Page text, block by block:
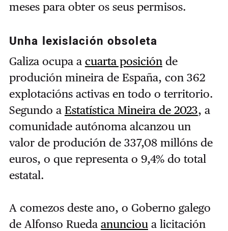
meses para obter os seus permisos.
Unha lexislación obsoleta
Galiza ocupa a cuarta posición de
produción mineira de España, con 362
explotacións activas en todo o territorio.
Segundo a Estatística Mineira de 2023, a
comunidade autónoma alcanzou un
valor de produción de 337,08 millóns de
euros, o que representa o 9,4% do total
estatal.
A comezos deste ano, o Goberno galego
de Alfonso Rueda anunciou a licitación